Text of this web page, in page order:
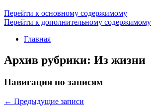
Перейти к основному содержимому
Перейти к дополнительному содержимому
Главная
Архив рубрики: Из жизни
Навигация по записям
← Предыдущие записи